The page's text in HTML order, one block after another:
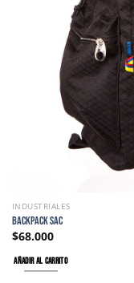
INDUSTRIALES
BACKPACK SAC
$68.000
AÑADIR AL CARRITO